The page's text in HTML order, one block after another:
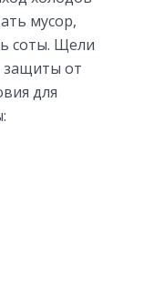
мусор,
соты. Щели
защиты от
для